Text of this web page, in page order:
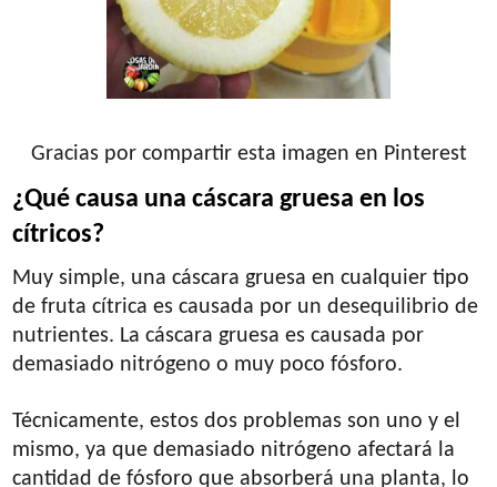
Gracias por compartir esta imagen en Pinterest
¿Qué causa una cáscara gruesa en los
cítricos?
Muy simple, una cáscara gruesa en cualquier tipo
de fruta cítrica es causada por un desequilibrio de
nutrientes. La cáscara gruesa es causada por
demasiado nitrógeno o muy poco fósforo.
Técnicamente, estos dos problemas son uno y el
mismo, ya que demasiado nitrógeno afectará la
cantidad de fósforo que absorberá una planta, lo